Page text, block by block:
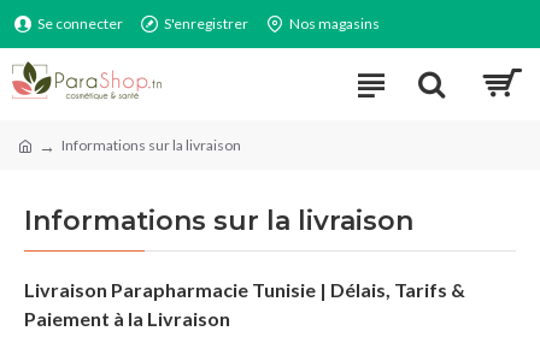
Se connecter S'enregistrer Nos magasins
Informations sur la livraison
Informations sur la livraison
Livraison Parapharmacie Tunisie | Délais, Tarifs &
Paiement à la Livraison